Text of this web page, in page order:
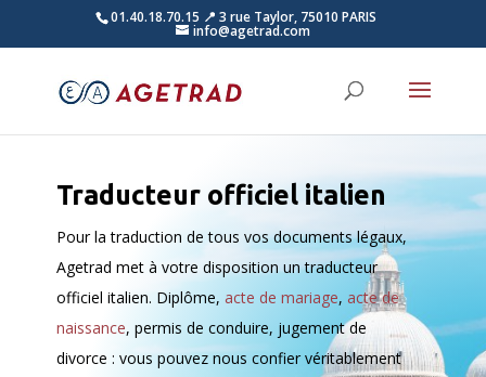
01.40.18.70.15 📍 3 rue Taylor, 75010 PARIS
info@agetrad.com
Traducteur officiel italien
Pour la traduction de tous vos documents légaux,
Agetrad met à votre disposition un traducteur
officiel italien. Diplôme, acte de mariage, acte de
naissance, permis de conduire, jugement de
divorce : vous pouvez nous confier véritablement